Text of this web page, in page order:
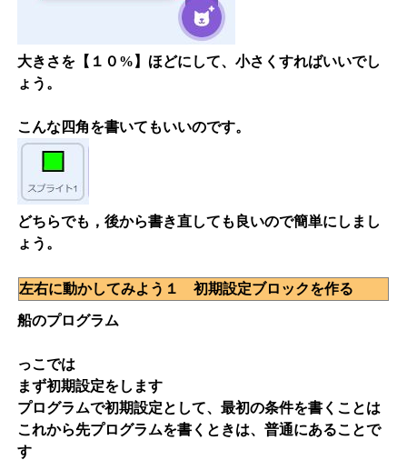
大きさを【１０%】ほどにして、小さくすればいいでし
ょう。
こんな四角を書いてもいいのです。
どちらでも，後から書き直しても良いので簡単にしまし
ょう。
左右に動かしてみよう１ 初期設定ブロックを作る
船のプログラム
っこでは
まず初期設定をします
プログラムで初期設定として、最初の条件を書くことは
これから先プログラムを書くときは、普通にあることで
す